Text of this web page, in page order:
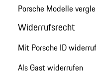
Porsche Modelle
Widerrufsrecht
Mit Porsche ID
Als Gast widerrufen